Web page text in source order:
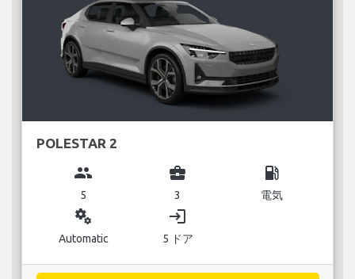
POLESTAR 2
group
5
business_center
3
local_gas_station
電気
miscellaneous_services
Automatic
login
5 ドア